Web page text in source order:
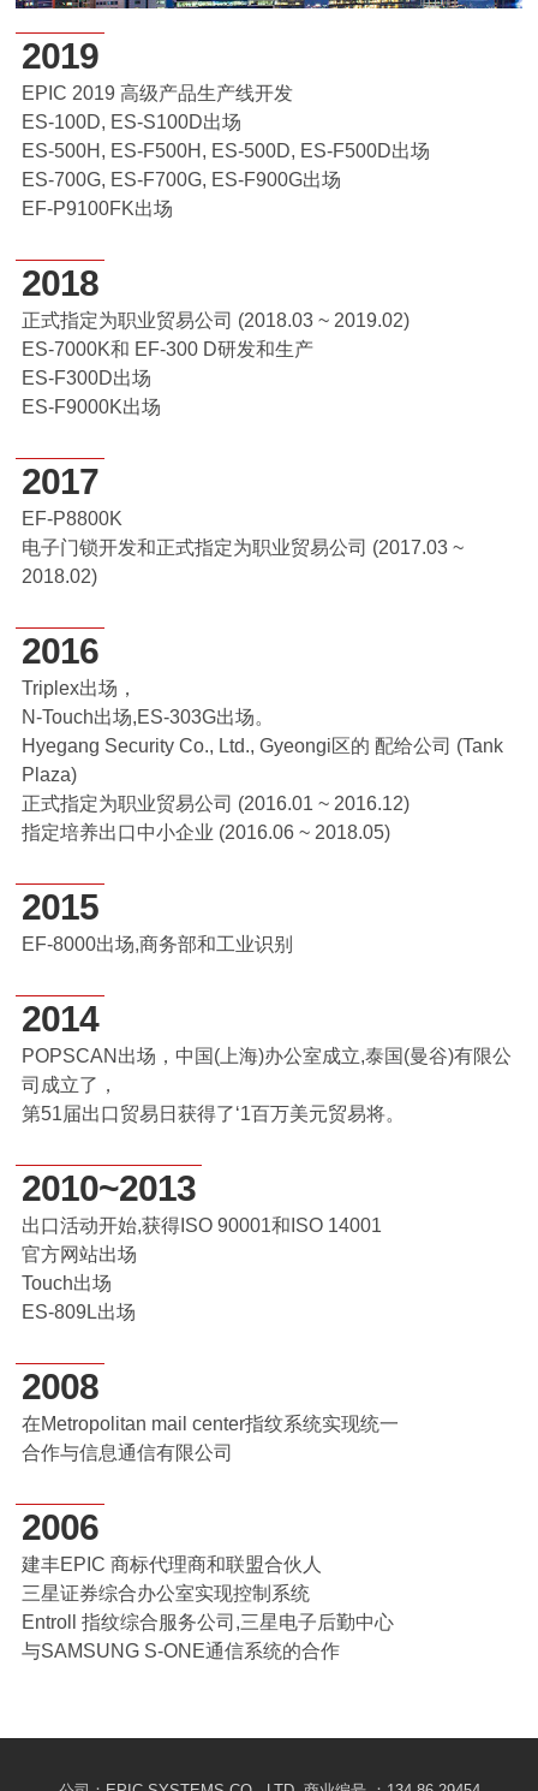
2019
EPIC 2019 高级产品生产线开发
ES-100D, ES-S100D出场
ES-500H, ES-F500H, ES-500D, ES-F500D出场
ES-700G, ES-F700G, ES-F900G出场
EF-P9100FK出场
2018
正式指定为职业贸易公司 (2018.03 ~ 2019.02)
ES-7000K和 EF-300 D研发和生产
ES-F300D出场
ES-F9000K出场
2017
EF-P8800K
电子门锁开发和正式指定为职业贸易公司 (2017.03 ~
2018.02)
2016
Triplex出场，
N-Touch出场,ES-303G出场。
Hyegang Security Co., Ltd., Gyeongi区的 配给公司 (Tank
Plaza)
正式指定为职业贸易公司 (2016.01 ~ 2016.12)
指定培养出口中小企业 (2016.06 ~ 2018.05)
2015
EF-8000出场,商务部和工业识别
2014
POPSCAN出场，中国(上海)办公室成立,泰国(曼谷)有限公
司成立了，
第51届出口贸易日获得了‘1百万美元贸易将。
2010~2013
出口活动开始,获得ISO 90001和ISO 14001
官方网站出场
Touch出场
ES-809L出场
2008
在Metropolitan mail center指纹系统实现统一
合作与信息通信有限公司
2006
建丰EPIC 商标代理商和联盟合伙人
三星证券综合办公室实现控制系统
Entroll 指纹综合服务公司,三星电子后勤中心
与SAMSUNG S-ONE通信系统的合作